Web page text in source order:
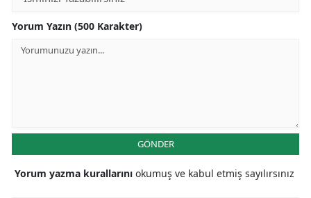
Yorum Yazın (500 Karakter)
GÖNDER
Yorum yazma kurallarını okumuş ve kabul etmiş sayılırsınız